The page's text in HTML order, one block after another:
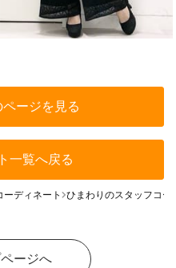
ージを見る
一覧へ戻る
ーディネート ひまわりのスタッフコー
ページへ